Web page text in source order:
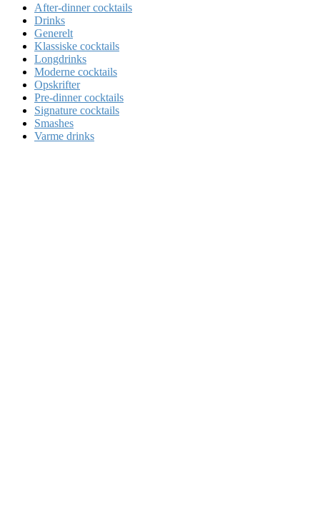
After-dinner cocktails
Drinks
Generelt
Klassiske cocktails
Longdrinks
Moderne cocktails
Opskrifter
Pre-dinner cocktails
Signature cocktails
Smashes
Varme drinks